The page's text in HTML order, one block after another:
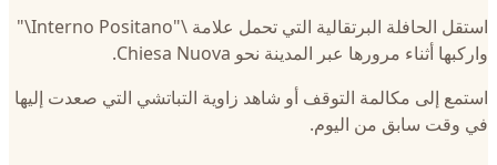
استقل الحافلة البرتقالية التي تحمل علامة \"Interno Positano\"
واركبها أثناء مرورها عبر المدينة نحو Chiesa Nuova.
استمع إلى مكالمة التوقف أو شاهد زاوية التباتشي التي صعدت إليها
في وقت سابق من اليوم.